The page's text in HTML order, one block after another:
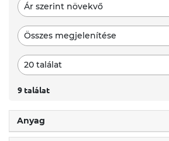
Ár szerint növekvő
Összes megjelenítése
20 találat
9 találat
Anyag